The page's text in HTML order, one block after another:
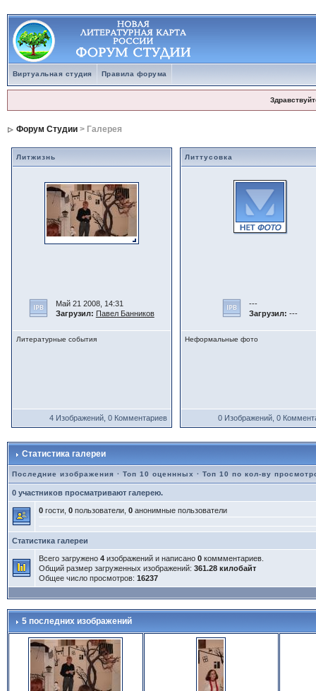
Виртуальная студия Правила форума
Форум Студии> Галерея
Литжизнь
Май 21 2008, 14:31
Загрузил: Павел Банников
Литературные события
4 Изображений, 0 Комментариев
Литтусовка
---
Загрузил: ---
Неформальные фото
0 Изображений, 0
Статистика галереи
Последние изображения · Топ 10 оценнных · Топ 10 по кол-ву
0 участников просматривают галерею.
0гости, 0пользователи, 0анонимные пользователи
Статистика галереи
Всего загружено 4изображений и написано 0коммментариев.
Общий размер загруженных изображений: 361.28 килобайт
Общее число просмотров: 16237
5 последних изображений